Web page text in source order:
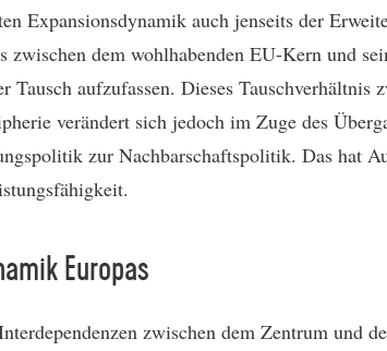
Expansionsdynamik auch jenseits der
zwischen dem wohlhabenden EU-Kern und
Tausch aufzufassen. Dieses Tauschverhältnis
verändert sich jedoch im Zuge des
zur Nachbarschaftspolitik. Das hat
Europas
zwischen dem Zentrum und